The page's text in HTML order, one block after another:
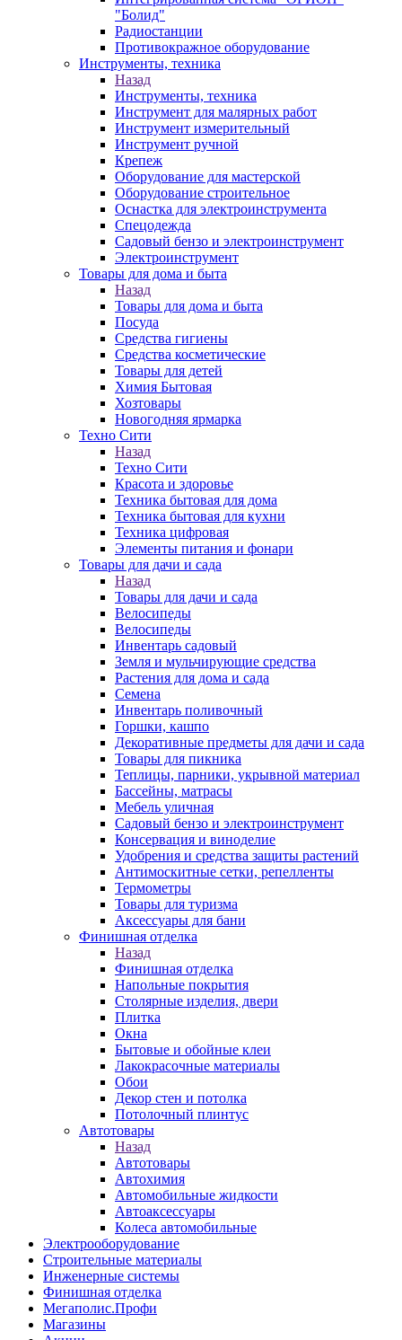
"Болид"
Радиостанции
Противокражное оборудование
Инструменты, техника
Назад
Инструменты, техника
Инструмент для малярных работ
Инструмент измерительный
Инструмент ручной
Крепеж
Оборудование для мастерской
Оборудование строительное
Оснастка для электроинструмента
Спецодежда
Садовый бензо и электроинструмент
Электроинструмент
Товары для дома и быта
Назад
Товары для дома и быта
Посуда
Средства гигиены
Средства косметические
Товары для детей
Химия Бытовая
Хозтовары
Новогодняя ярмарка
Техно Сити
Назад
Техно Сити
Красота и здоровье
Техника бытовая для дома
Техника бытовая для кухни
Техника цифровая
Элементы питания и фонари
Товары для дачи и сада
Назад
Товары для дачи и сада
Велосипеды
Велосипеды
Инвентарь садовый
Земля и мульчирующие средства
Растения для дома и сада
Семена
Инвентарь поливочный
Горшки, кашпо
Декоративные предметы для дачи и сада
Товары для пикника
Теплицы, парники, укрывной материал
Бассейны, матрасы
Мебель уличная
Садовый бензо и электроинструмент
Консервация и виноделие
Удобрения и средства защиты растений
Антимоскитные сетки, репелленты
Термометры
Товары для туризма
Аксессуары для бани
Финишная отделка
Назад
Финишная отделка
Напольные покрытия
Столярные изделия, двери
Плитка
Окна
Бытовые и обойные клеи
Лакокрасочные материалы
Обои
Декор стен и потолка
Потолочный плинтус
Автотовары
Назад
Автотовары
Автохимия
Автомобильные жидкости
Автоаксессуары
Колеса автомобильные
Электрооборудование
Строительные материалы
Инженерные системы
Финишная отделка
Мегаполис.Профи
Магазины